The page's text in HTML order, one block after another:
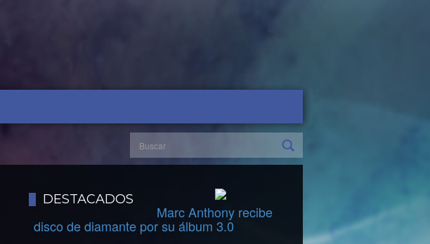
DESTACADOS
Marc Anthony recibe
disco de diamante por su álbum 3.0